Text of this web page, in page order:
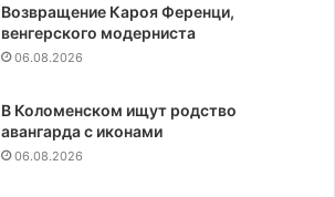
Возвращение Кароя Ференци,
венгерского модерниста
06.08.2026
В Коломенском ищут родство
авангарда с иконами
06.08.2026